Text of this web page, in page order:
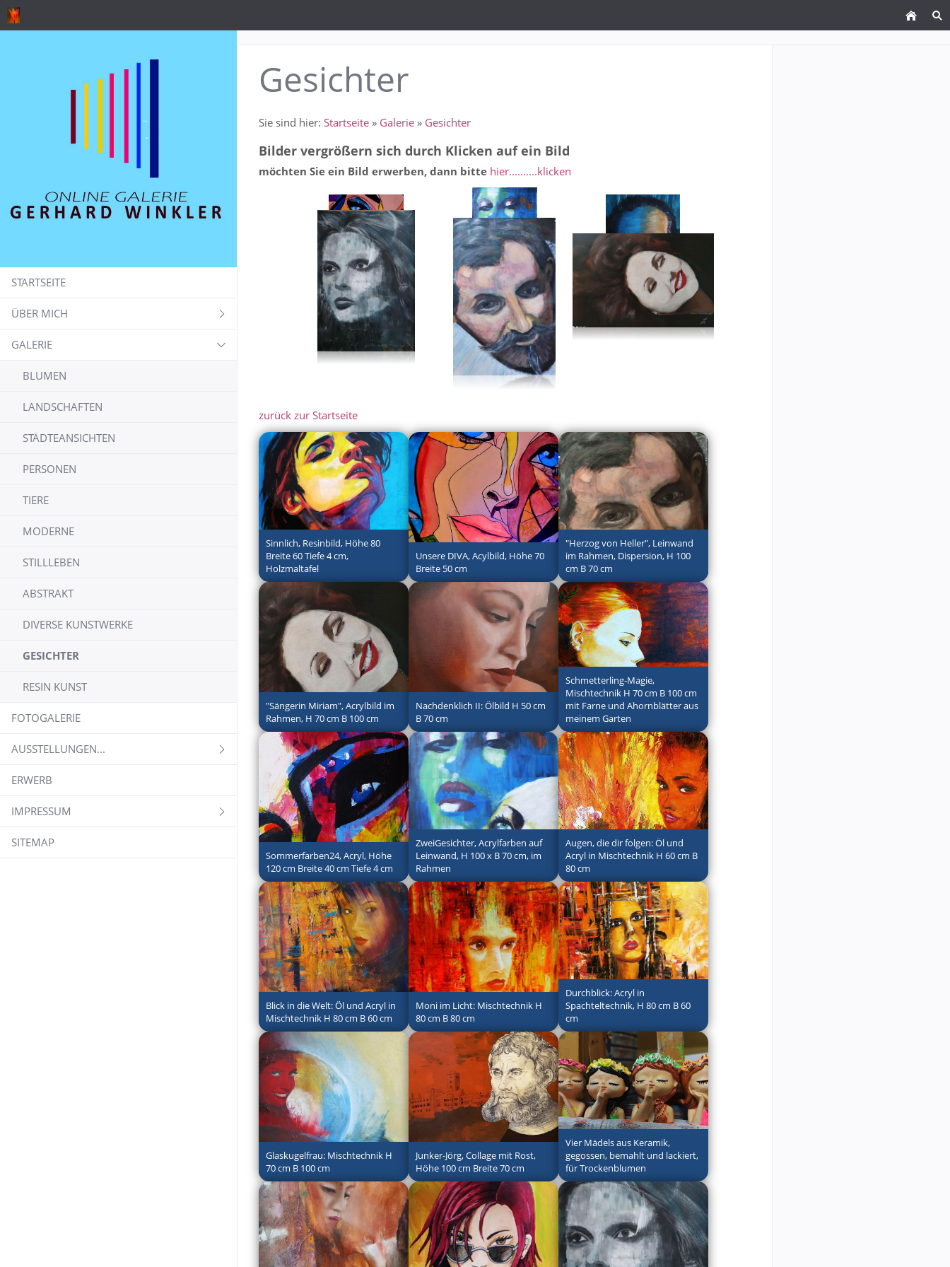
STARTSEITE
ÜBER MICH
GALERIE
BLUMEN
LANDSCHAFTEN
STÄDTEANSICHTEN
PERSONEN
TIERE
MODERNE
STILLLEBEN
ABSTRAKT
DIVERSE KUNSTWERKE
GESICHTER
RESIN KUNST
FOTOGALERIE
AUSSTELLUNGEN...
ERWERB
IMPRESSUM
SITEMAP
Gesichter
Sie sind hier: Startseite » Galerie » Gesichter
Bilder vergrößern sich durch Klicken auf ein Bild
möchten Sie ein Bild erwerben, dann bitte hier..........klicken
zurück zur Startseite
Sinnlich, Resinbild, Höhe 80
Breite 60 Tiefe 4 cm,
Holzmaltafel
Unsere DIVA, Acylbild, Höhe 70
Breite 50 cm
"Herzog von Heller", Leinwand
im Rahmen, Dispersion, H 100
cm B 70 cm
"Sängerin Miriam", Acrylbild im
Rahmen, H 70 cm B 100 cm
Nachdenklich II: Ölbild H 50 cm
B 70 cm
Schmetterling-Magie,
Mischtechnik H 70 cm B 100 cm
mit Farne und Ahornblätter aus
meinem Garten
Sommerfarben24, Acryl, Höhe
120 cm Breite 40 cm Tiefe 4 cm
ZweiGesichter, Acrylfarben auf
Leinwand, H 100 x B 70 cm, im
Rahmen
Augen, die dir folgen: Öl und
Acryl in Mischtechnik H 60 cm B
80 cm
Blick in die Welt: Öl und Acryl in
Mischtechnik H 80 cm B 60 cm
Moni im Licht: Mischtechnik H
80 cm B 80 cm
Durchblick: Acryl in
Spachteltechnik, H 80 cm B 60
cm
Glaskugelfrau: Mischtechnik H
70 cm B 100 cm
Junker-Jörg, Collage mit Rost,
Höhe 100 cm Breite 70 cm
Vier Mädels aus Keramik,
gegossen, bemahlt und lackiert,
für Trockenblumen